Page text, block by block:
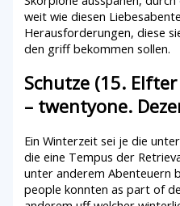
weit wie diesen
Herausforderungen, diese
den griff bekommen sollen.
Schutze (15.
– twentyone.
Ein Winterzeit sei je die
die eine Tempus der
unter anderem Abenteuern
people konnten as part of